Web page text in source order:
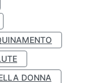
DONNA